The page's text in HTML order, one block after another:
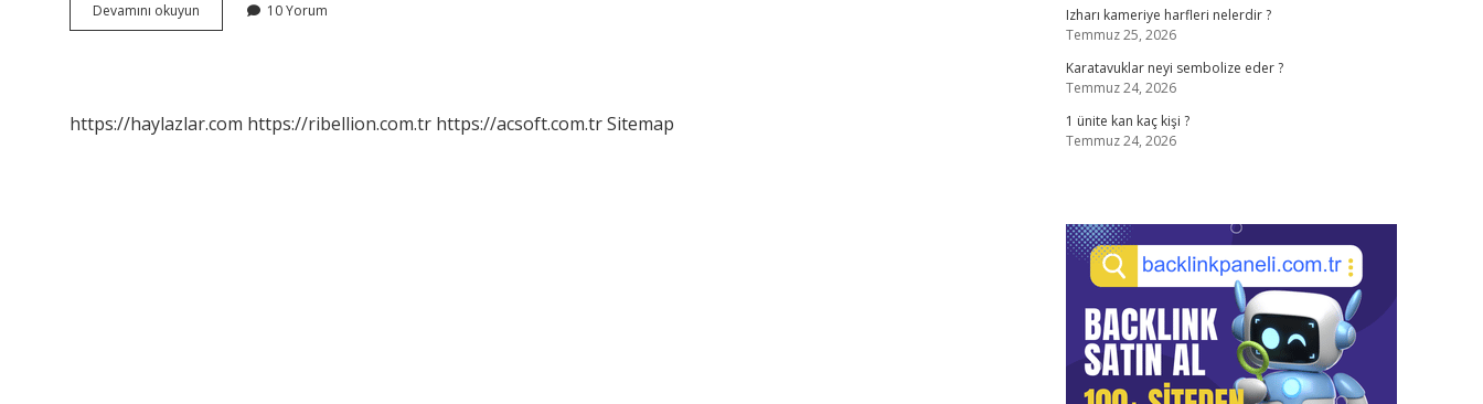
Devamını okuyun
Su
10 Yorum
https://haylazlar.com https://ribellion.com.tr https://acsoft.com.trSitemap
Izharı kameriye harfleri nelerdir ?
Temmuz 25, 2026
Karatavuklar neyi sembolize eder ?
Temmuz 24, 2026
1 ünite kan kaç kişi ?
Temmuz 24, 2026